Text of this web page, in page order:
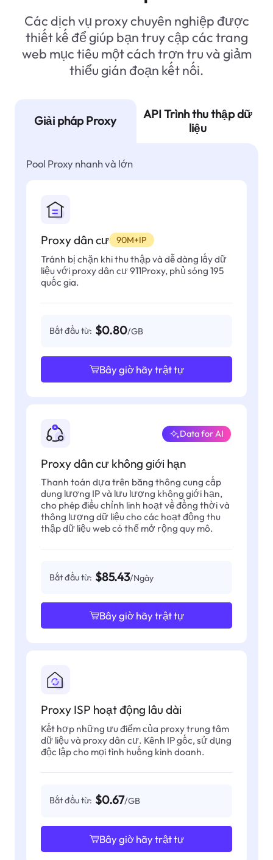
Các dịch vụ proxy chuyên nghiệp được
thiết kế để giúp bạn truy cập các trang
web mục tiêu một cách trơn tru và giảm
thiểu gián đoạn kết nối.
Giải pháp Proxy
API Trình thu thập dữ
liệu
Pool Proxy nhanh và lớn
Proxy dân cư 90M+IP
Tránh bị chặn khi thu thập và dễ dàng lấy dữ
liệu với proxy dân cư 911Proxy, phủ sóng 195
quốc gia.
Bắt đầu từ: $0.80/GB
Bây giờ hãy trật tự
Proxy dân cư không giới hạn
Data for AI
Thanh toán dựa trên băng thông cung cấp
dung lượng IP và lưu lượng không giới hạn,
cho phép điều chỉnh linh hoạt về đồng thời và
thông lượng dữ liệu cho các hoạt động thu
thập dữ liệu web có thể mở rộng quy mô.
Bắt đầu từ: $85.43/Ngày
Bây giờ hãy trật tự
Proxy ISP hoạt động lâu dài
Kết hợp những ưu điểm của proxy trung tâm
dữ liệu và proxy dân cư. Kênh IP gốc, sử dụng
độc lập cho mọi tình huống kinh doanh.
Bắt đầu từ: $0.67/GB
Bây giờ hãy trật tự